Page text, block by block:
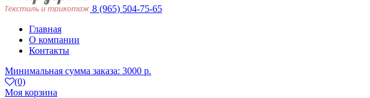
8 (965) 504-75-65
Главная
О компании
Контакты
Минимальная сумма заказа: 3000 р.
(0)
Моя корзина